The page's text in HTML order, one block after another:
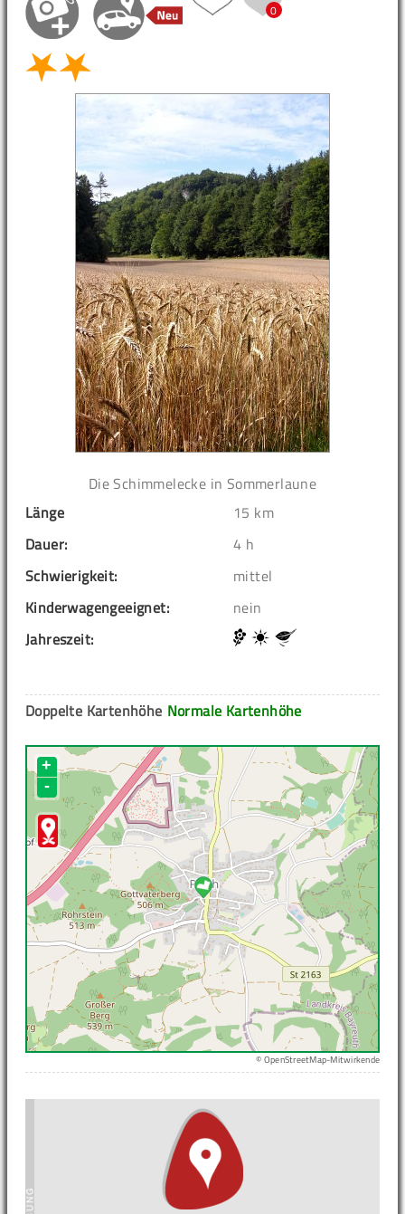
0
Die Schimmelecke in Sommerlaune
Länge
15 km
Dauer:
4 h
Schwierigkeit:
mittel
Kinderwagengeeignet:
nein
Jahreszeit:
Normale Kartenhöhe
Doppelte Kartenhöhe
+
-
© OpenStreetMap-Mitwirkende